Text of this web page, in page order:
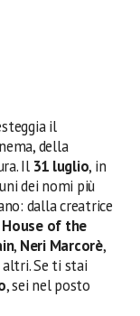
il
della
Il 31 luglio, in
dei nomi più
dalla creatrice
House of the
, Neri Marcorè,
Se ti stai
, sei nel posto